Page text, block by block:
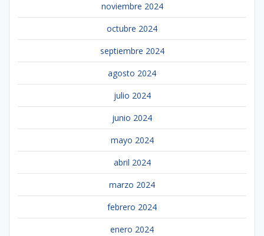
noviembre 2024
octubre 2024
septiembre 2024
agosto 2024
julio 2024
junio 2024
mayo 2024
abril 2024
marzo 2024
febrero 2024
enero 2024